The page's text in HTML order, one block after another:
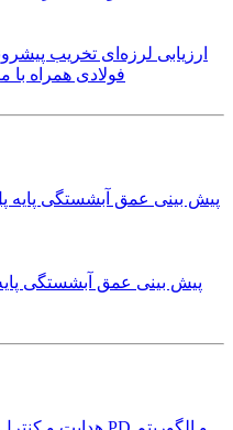
ارزیابی لرزه‌ای تخریب
فولادی همراه
پیش بینی عمق آبشستگی